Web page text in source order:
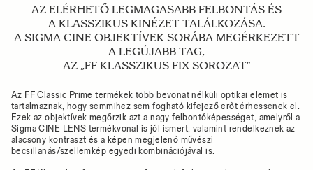
AZ ELÉRHETŐ LEGMAGASABB FELBONTÁS ÉS
A KLASSZIKUS KINÉZET TALÁLKOZÁSA.
A SIGMA CINE OBJEKTÍVEK SORÁBA MEGÉRKEZETT
A LEGÚJABB TAG,
AZ „FF KLASSZIKUS FIX SOROZAT”
Az FF Classic Prime termékek több bevonat nélküli optikai elemet is
tartalmaznak, hogy semmihez sem fogható kifejező erőt érhessenek el.
Ezek az objektívek megőrzik azt a nagy felbontóképességet, amelyről a
Sigma CINE LENS termékvonal is jól ismert, valamint rendelkeznek az
alacsony kontraszt és a képen megjelenő művészi
becsillanás/szellemkép egyedi kombinációjával is.